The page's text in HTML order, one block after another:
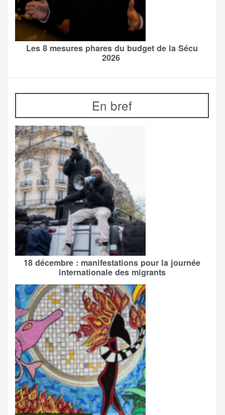
Les 8 mesures phares du budget de la Sécu
2026
En bref
18 décembre : manifestations pour la journée
internationale des migrants